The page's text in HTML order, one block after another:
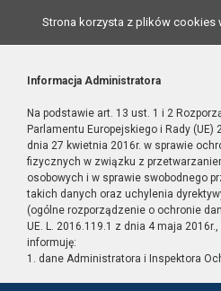
Strona korzysta z plików cookies
Informacja Administratora
Na podstawie art. 13 ust. 1 i 2
Parlamentu Europejskiego i Rady (UE)
dnia 27 kwietnia 2016r. w sprawie
fizycznych w związku z
osobowych i w sprawie swobodnego
takich danych oraz uchylenia
(ogólne rozporządzenie o ochronie
UE. L. 2016.119.1 z dnia 4 maja 2016r.,
informuję:
1. dane Administratora i Inspektora